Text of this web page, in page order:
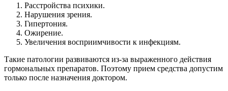
Расстройства психики.
Нарушения зрения.
Гипертония.
Ожирение.
Увеличения восприимчивости к инфекциям.
Такие патологии развиваются из-за выраженного действия
гормональных препаратов. Поэтому прием средства допустим
только после назначения доктором.